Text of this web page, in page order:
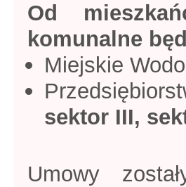
Od
komunalne
Miejskie
sektor III,
Umowy